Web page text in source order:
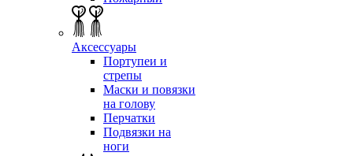
Аксессуары
Портупеи и
стрепы
Маски и повязки
на голову
Перчатки
Подвязки на
ноги